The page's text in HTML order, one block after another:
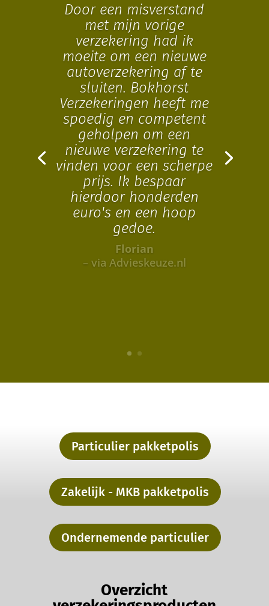
Door een misverstand
met mijn vorige
verzekering had ik
moeite om een nieuwe
autoverzekering af te
sluiten. Bokhorst
Verzekeringen heeft me
spoedig en competent
geholpen om een
nieuwe verzekering te
vinden voor een scherpe
prijs. Ik bespaar
hierdoor honderden
euro's en een hoop
gedoe.
Florian
– via Advieskeuze.nl
Particulier pakketpolis
Zakelijk - MKB pakketpolis
Ondernemende particulier
Overzicht